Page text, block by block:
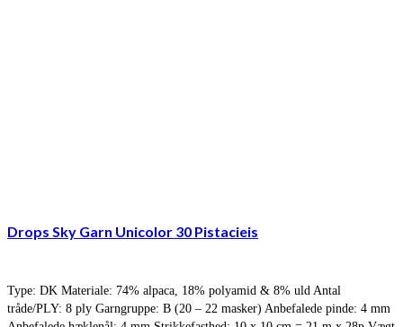
Drops Sky Garn Unicolor 30 Pistacieis
Type: DK Materiale: 74% alpaca, 18% polyamid & 8% uld Antal
tråde/PLY: 8 ply Garngruppe: B (20 – 22 masker) Anbefalede pinde: 4 mm